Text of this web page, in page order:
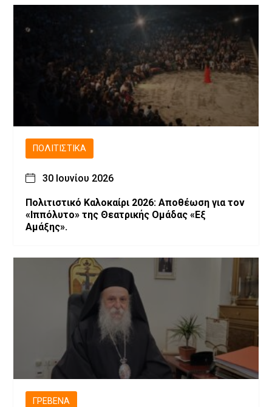
ΠΟΛΙΤΙΣΤΙΚΆ
30 Ιουνίου 2026
Πολιτιστικό Καλοκαίρι 2026: Αποθέωση για τον
«Ιππόλυτο» της Θεατρικής Ομάδας «Εξ
Αμάξης».
ΓΡΕΒΕΝΆ